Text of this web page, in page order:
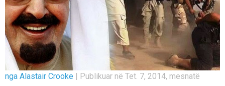
nga Alastair Crooke | Publikuar në Tet. 7, 2014, mesnatë